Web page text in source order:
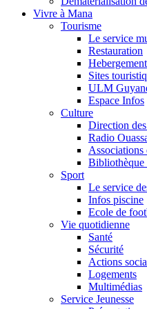
Vivre à Mana
Tourisme
Le service
Restauration
Hebergement
Sites
ULM
Espace Infos
Culture
Direction
Radio
Associations
Bibliothèque
Sport
Le service
Infos piscine
Ecole de
Vie quotidienne
Santé
Sécurité
Actions
Logements
Multimédias
Service Jeunesse